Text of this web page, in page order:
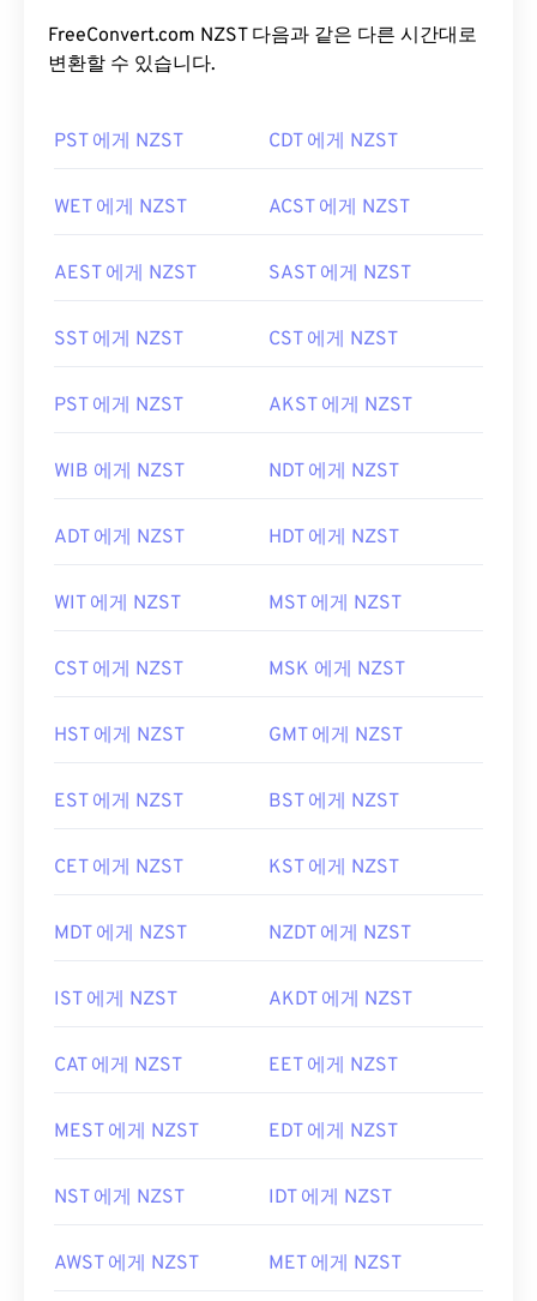
FreeConvert.com NZST 다음과 같은 다른 시간대로
변환할 수 있습니다.
PST 에게 NZST CDT 에게 NZST
WET 에게 NZST ACST 에게 NZST
AEST 에게 NZST SAST 에게 NZST
SST 에게 NZST CST 에게 NZST
PST 에게 NZST AKST 에게 NZST
WIB 에게 NZST NDT 에게 NZST
ADT 에게 NZST HDT 에게 NZST
WIT 에게 NZST MST 에게 NZST
CST 에게 NZST MSK 에게 NZST
HST 에게 NZST GMT 에게 NZST
EST 에게 NZST BST 에게 NZST
CET 에게 NZST KST 에게 NZST
MDT 에게 NZST NZDT 에게 NZST
IST 에게 NZST AKDT 에게 NZST
CAT 에게 NZST EET 에게 NZST
MEST 에게 NZST EDT 에게 NZST
NST 에게 NZST IDT 에게 NZST
AWST 에게 NZST MET 에게 NZST